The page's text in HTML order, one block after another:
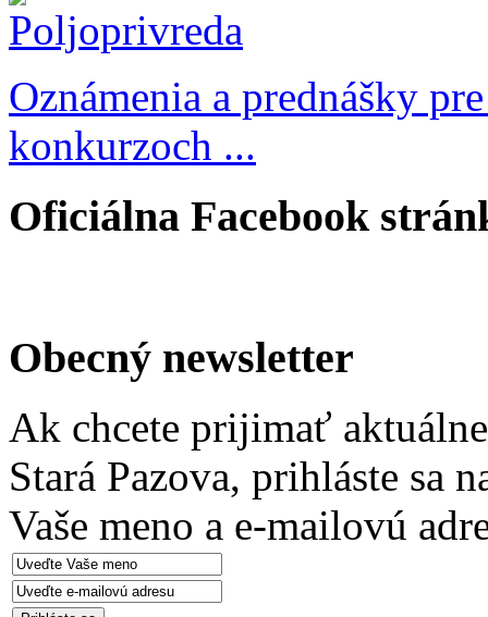
Oznámenia a prednášky
konkurzoch ...
Oficiálna Facebook
Obecný newsletter
Ak chcete prijimať
Stará Pazova, prihláste sa
Vaše meno a e-mailovú